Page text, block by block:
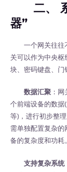
二、
器”
一个网关往往
关可以作为中央
块、密码键盘、门
数据汇聚 ：
个前端设备的数
等)，进行初步整
需单独配置复杂
备的复杂度和功耗。
支持复杂系统